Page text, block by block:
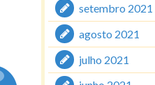
setembro 2021
agosto 2021
julho 2021